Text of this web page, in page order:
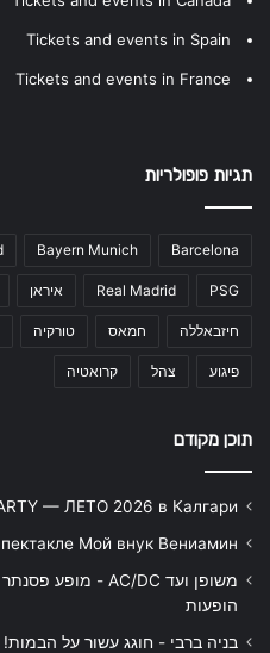
Tickets and events in Spain
Tickets and events in France
תגיות פופולריות
Barcelona
Bayern Munich
PSG
Real Madrid איראן
חיזבאללה חמאס טורקיה
פיגוע צהל קרואטיה
תוכן מקודם
— ЛЕТО 2026 в Калгари
Мой внук Вениамин
הופעות
בניה ברבי - חוגג עשור על הבמות! 2026 - כרטיסים ולוח הופעות